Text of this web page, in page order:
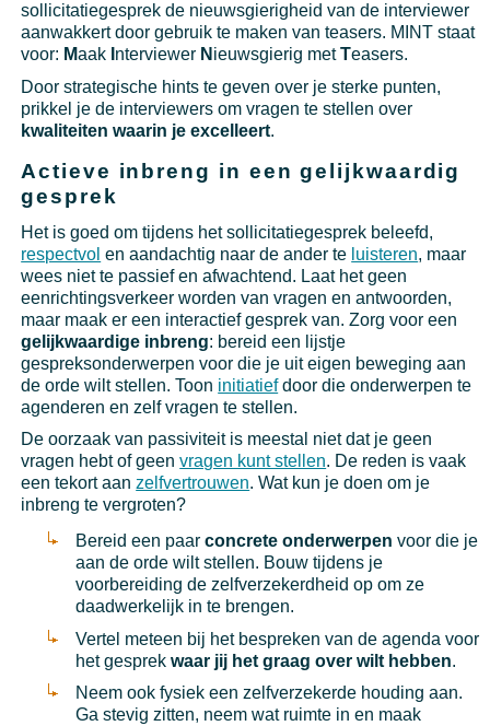
sollicitatiegesprek de nieuwsgierigheid van de interviewer
aanwakkert door gebruik te maken van teasers. MINT staat
voor: Maak nterviewer N ieuwsgierig metTeasers.
Door strategische hints te geven over je sterke punten,
prikkel je de interviewers om vragen te stellen over
kwaliteiten waarin je excelleert.
Actieve inbreng in een gelijkwaardig
gesprek
Het is goed om tijdens het sollicitatiegesprek beleefd,
respectvol en aandachtig naar de ander te luisteren, maar
wees niet te passief en afwachtend. Laat het geen
eenrichtingsverkeer worden van vragen en antwoorden,
maar maak er een interactief gesprek van. Zorg voor een
gelijkwaardige inbreng: bereid een lijstje
gespreksonderwerpen voor die je uit eigen beweging aan
de orde wilt stellen. Toon initiatiefdoor die onderwerpen te
agenderen en zelf vragen te stellen.
De oorzaak van passiviteit is meestal niet dat je geen
vragen hebt of geenvragen kunt stellen. De reden is vaak
een tekort aanzelfvertrouwen. Wat kun je doen om je
inbreng te vergroten?
Bereid een paar concrete onderwerpen voor die je
aan de orde wilt stellen. Bouw tijdens je
voorbereiding de zelfverzekerdheid op om ze
daadwerkelijk in te brengen.
Vertel meteen bij het bespreken van de agenda voor
het gesprek waar jij het graag over wilt hebben.
Neem ook fysiek een zelfverzekerde houding aan.
Ga stevig zitten, neem wat ruimte in en maak